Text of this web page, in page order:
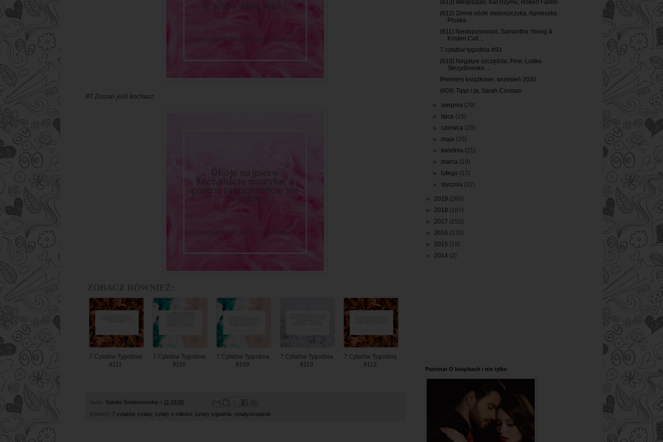
#7 Zostań jeśli kochasz
7 Cytatów Tygodnia
#111
7 Cytatów Tygodnia
#110
7 Cytatów Tygodnia
#109
7 Cytatów Tygodnia
#113
7 Cytatów Tygodnia
#112
Autor: Natalia Świętonowska 11:58:00
Etykiety: 7 cytatów, cytaty cytaty o miłości cytaty tygodnia cytatyzksiążek
(613) Wespazjan. Kat Rzymu, Robert Fabbri
(612) Zimne nóżki nieboszczyka, Agnieszka
Pruska
(611) Niedopasowani, Samantha Young &
Kristen Call...
7 cytatów tygodnia #93
(610) Negatyw szczęścia. Fine, Ludka
Skrzydlewska ...
Premiery książkowe: wrzesień 2020
(609) Tippi i ja, Sarah Crossan
sierpnia (29)
lipca (15)
►czerwca (20)
maja (20)
kwietnia (21)
marca (19)
lutego (17)
stycznia (22)
2019 (260)
2018 (187)
2017 (252)
2016 (133)
2015 (15)
2014 (2)
Patronat O książkach i nie tylko